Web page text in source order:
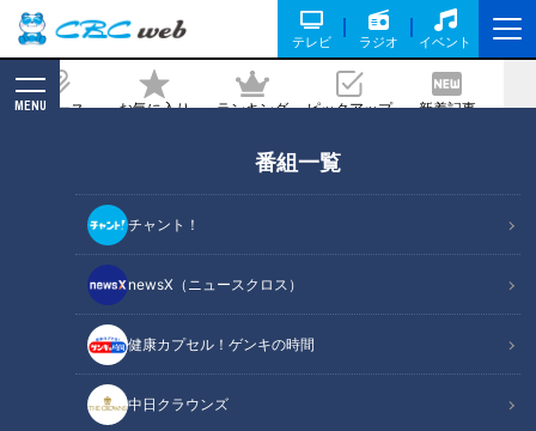
テレビ ラジオ イベント
ニュース お気に入り ランキング ピックアップ 新着記事
MENU
番組一覧
チャント！
newsX（ニュースクロス）
健康カプセル！ゲンキの時間
中日クラウンズ
徹底チェック
2021/11/14 07:30